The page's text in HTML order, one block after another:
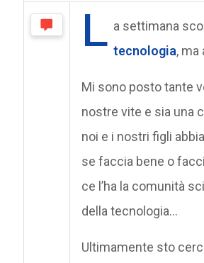
L a settimana
tecnologia, ma
Mi sono posto tante
nostre vite e sia una
noi e i nostri figli
se faccia bene o
ce l’ha la comunità
della tecnologia…
Ultimamente sto